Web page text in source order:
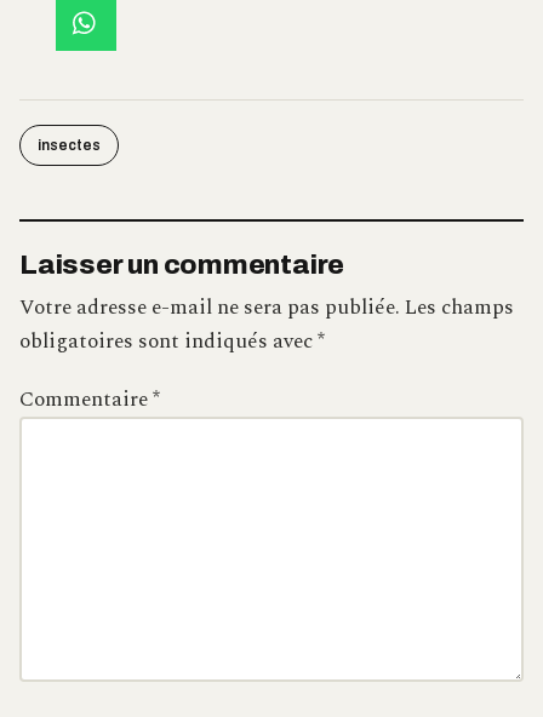
insectes
Laisser un commentaire
Votre adresse e-mail ne sera pas publiée.Les champs
obligatoires sont indiqués avec*
Commentaire*